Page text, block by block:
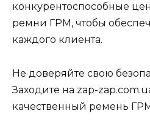
конкурентоспособные
ремни ГРМ, чтобы
каждого клиента.
Не доверяйте свою
Заходите на zap-
качественный ремень